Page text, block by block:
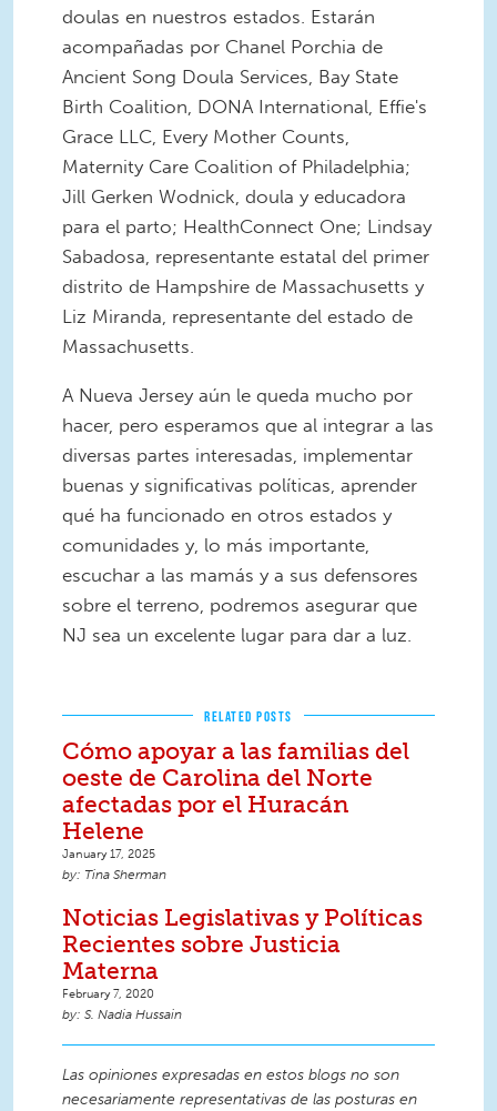
doulas en nuestros estados. Estarán
acompañadas por Chanel Porchia de
Ancient Song Doula Services, Bay State
Birth Coalition, DONA International, Effie's
Grace LLC, Every Mother Counts,
Maternity Care Coalition of Philadelphia;
Jill Gerken Wodnick, doula y educadora
para el parto; HealthConnect One; Lindsay
Sabadosa, representante estatal del primer
distrito de Hampshire de Massachusetts y
Liz Miranda, representante del estado de
Massachusetts.
A Nueva Jersey aún le queda mucho por
hacer, pero esperamos que al integrar a las
diversas partes interesadas, implementar
buenas y significativas políticas, aprender
qué ha funcionado en otros estados y
comunidades y, lo más importante,
escuchar a las mamás y a sus defensores
sobre el terreno, podremos asegurar que
NJ sea un excelente lugar para dar a luz.
RELATED POSTS
Cómo apoyar a las familias del
oeste de Carolina del Norte
afectadas por el Huracán
Helene
January 17, 2025
Tina Sherman
Noticias Legislativas y Políticas
Recientes sobre Justicia
Materna
February 7, 2020
S. Nadia Hussain
Las opiniones expresadas en estos blogs no son
necesariamente representativas de las posturas en